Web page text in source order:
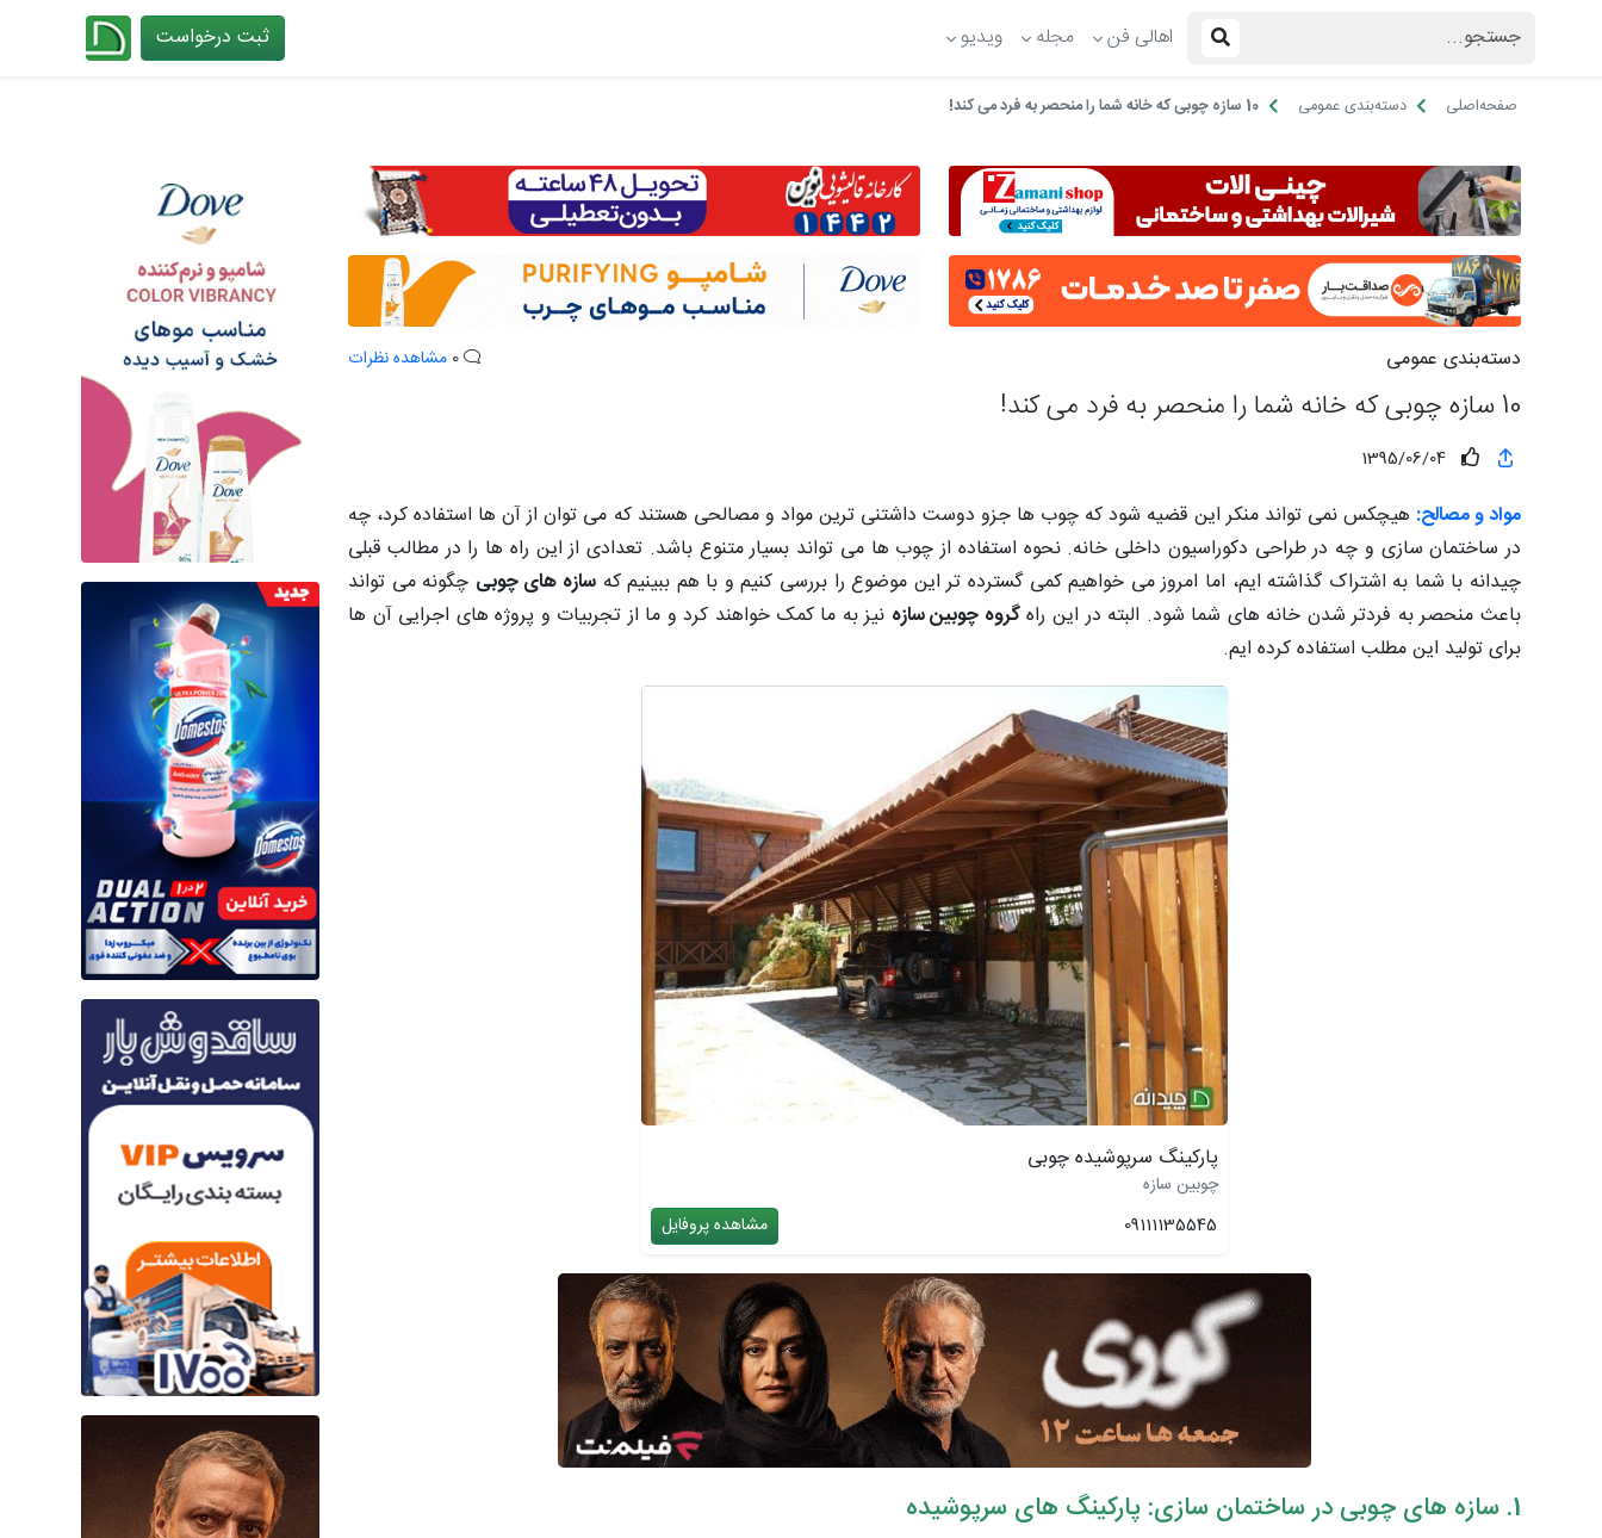
اهالی فن مجله ویدیو ثبت درخواست
صفحه‌اصلی دسته‌بندی عمومی 10 سازه چوبی که خانه شما را منحصر به فرد می کند!
دسته‌بندی عمومی مشاهده نظرات
10 سازه چوبی که خانه شما را منحصر به فرد می کند!
1395/06/04
مواد و مصالح: هیچکس نمی تواند منکر این قضیه شود که چوب ها جزو دوست داشتنی ترین مواد و مصالحی هستند که می توان از آن ها استفاده کرد، چه
در ساختمان سازی و چه در طراحی دکوراسیون داخلی خانه. نحوه استفاده از چوب ها می تواند بسیار متنوع باشد. تعدادی از این راه ها را در مطالب قبلی
چیدانه با شما به اشتراک گذاشته ایم، اما امروز می خواهیم کمی گسترده تر این موضوع را بررسی کنیم و با هم ببینیم کهسازه های چوبی چگونه می تواند
باعث منحصر به فردتر شدن خانه های شما شود. البته در این راهگروه چوبین سازه نیز به ما کمک خواهند کرد و ما از تجربیات و پروژه های اجرایی آن ها
برای تولید این مطلب استفاده کرده ایم.
پارکینگ سرپوشیده چوبی
چوبین سازه
09111135545
مشاهده پروفایل
1. سازه های چوبی در ساختمان سازی: پارکینگ های سرپوشیده